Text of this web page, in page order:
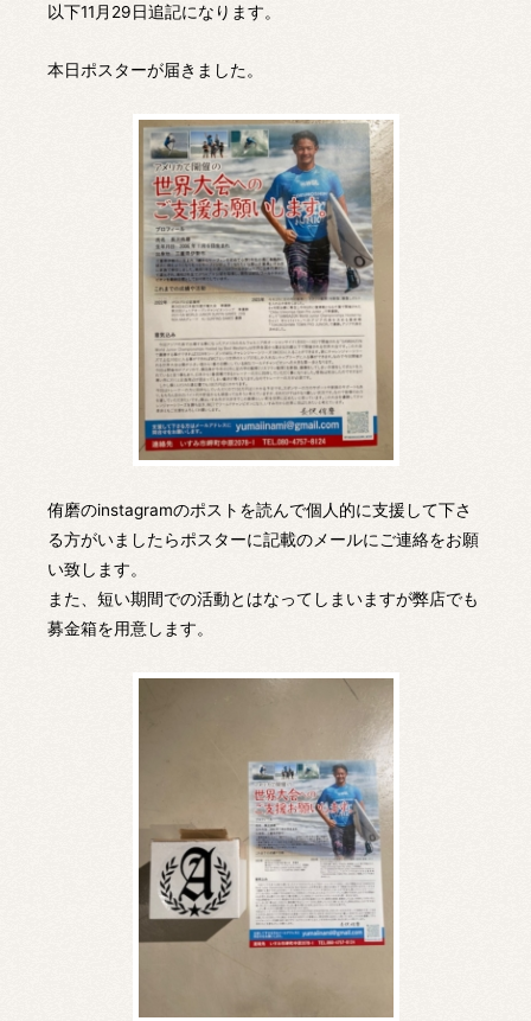
以下11月29日追記になります。
本日ポスターが届きました。
侑磨のinstagramのポストを読んで個人的に支援して下さ
る方がいましたらポスターに記載のメールにご連絡をお願
い致します。
また、短い期間での活動とはなってしまいますが弊店でも
募金箱を用意します。